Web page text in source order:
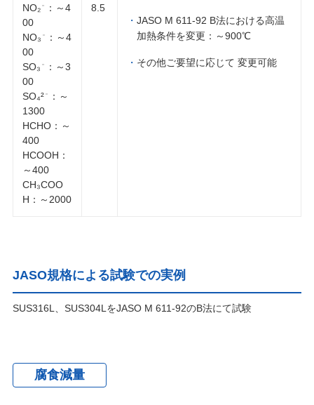
NO₂ －
：～4
00
NO₃ －
：～4
00
SO₃ －
：～3
00
SO₄² －
：～
1300
HCHO：～
400
HCOOH：
～400
CH₃COO
H：～2000
8.5
JASO M 611-92 B法における高温
加熱条件を変更：～900℃
その他ご要望に応じて 変更可能
JASO規格による試験での実例
SUS316L、SUS304LをJASO M 611-92のB法にて試験
腐食減量